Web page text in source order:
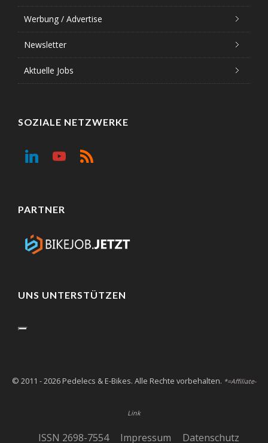
Werbung / Advertise
Newsletter
Aktuelle Jobs
SOZIALE NETZWERKE
PARTNER
UNS UNTERSTÜTZEN
© 2011 - 2026 Pedelecs & E-Bikes. Alle Rechte vorbehalten. *=Affiliate-
Link
ISSN 2698-7554 Impressum Datenschutz